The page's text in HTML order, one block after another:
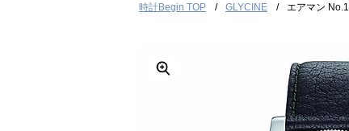
時計Begin TOP GLYCINE エアマン No.1